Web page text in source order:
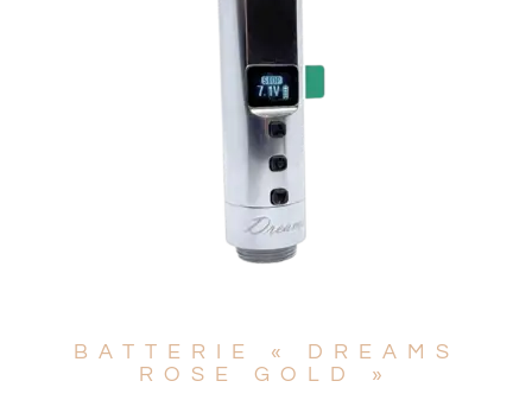
BATTERIE « DREAMS
ROSE GOLD »